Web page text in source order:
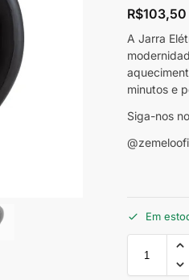
R$103,50
A Jarra
minutos e
Siga-nos
Em